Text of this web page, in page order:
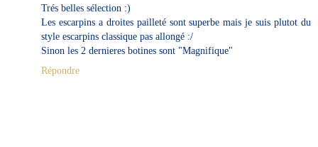
Trés belles sélection :)
Les escarpins a droites pailleté sont superbe mais je suis plutot du
style escarpins classique pas allongé :/
Sinon les 2 dernieres botines sont "Magnifique"
Répondre